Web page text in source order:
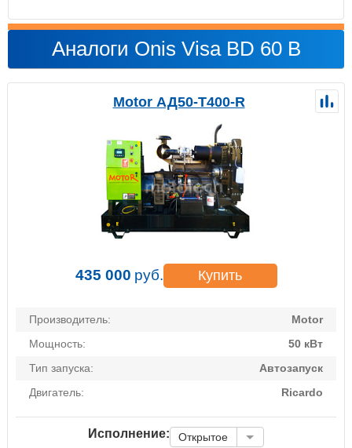
Аналоги Onis Visa BD 60 B
Motor АД50-Т400-R
435 000 руб. Купить
Производитель:
Motor
Мощность:
50 кВт
Тип запуска:
Автозапуск
Двигатель:
Ricardo
Исполнение: Открытое